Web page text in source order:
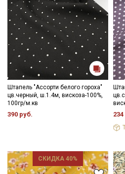
Штапель "Ассорти белого гороха"
цв.черный, ш.1.4м, вискоза-100%,
100гр/м.кв
390 руб.
СКИДКА 40%